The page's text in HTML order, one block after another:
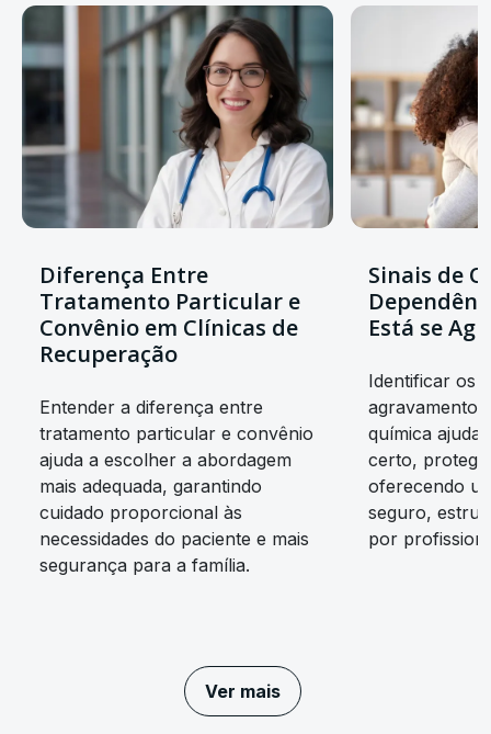
Diferença Entre
Tratamento Particular e
Convênio em Clínicas de
Recuperação
Entender a diferença entre
tratamento particular e convênio
ajuda a escolher a abordagem
mais adequada, garantindo
cuidado proporcional às
necessidades do paciente e mais
segurança para a família.
Sinais de
Está se
Identificar os
agravamento
química ajuda
certo,
oferecendo
seguro,
por
Ver mais